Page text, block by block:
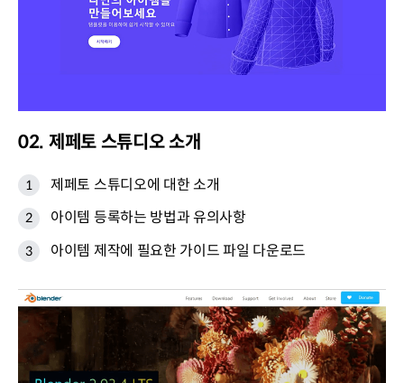
02. 제페토 스튜디오 소개
제페토 스튜디오에 대한 소개
아이템 등록하는 방법과 유의사항
아이템 제작에 필요한 가이드 파일 다운로드